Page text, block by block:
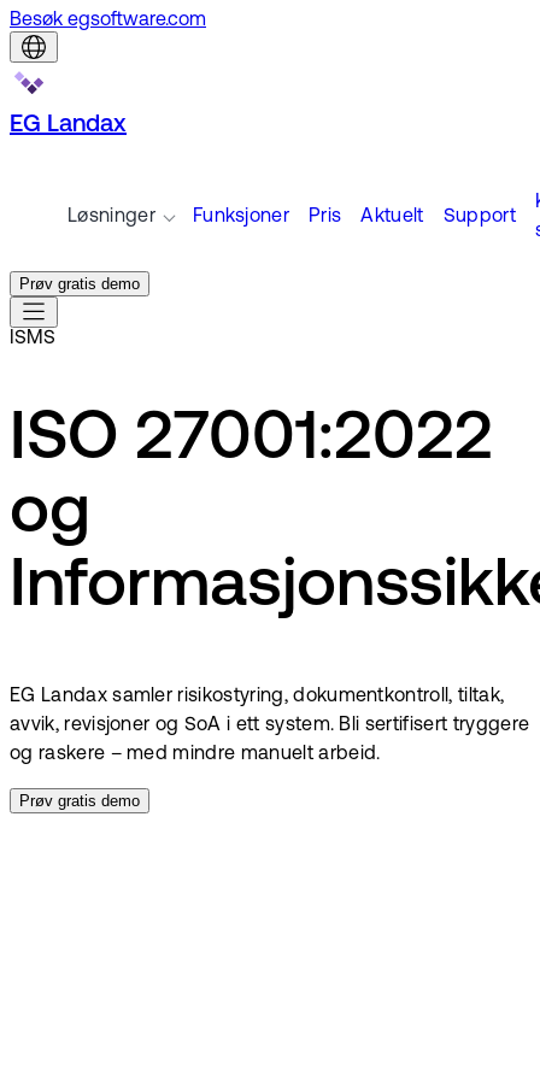
Besøk egsoftware.com
EG Landax
Løsninger Funksjoner Pris Aktuelt Support
Prøv gratis demo
ISMS
ISO 27001:2022
og
EG Landax samler risikostyring, dokumentkontroll, tiltak,
avvik, revisjoner og SoA i ett system. Bli sertifisert tryggere
og raskere – med mindre manuelt arbeid.
Prøv gratis demo